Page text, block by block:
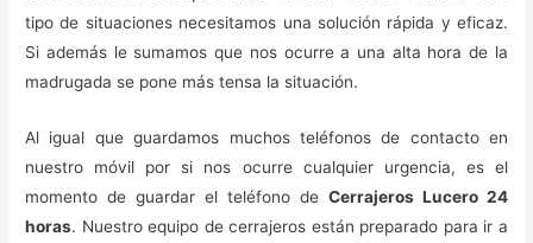
tipo de situaciones necesitamos una solución rápida y eficaz.
Si además le sumamos que nos ocurre a una alta hora de la
madrugada se pone más tensa la situación.
Al igual que guardamos muchos teléfonos de contacto en
nuestro móvil por si nos ocurre cualquier urgencia, es el
momento de guardar el teléfono de Cerrajeros Lucero 24
horas. Nuestro equipo de cerrajeros están preparado para ir a